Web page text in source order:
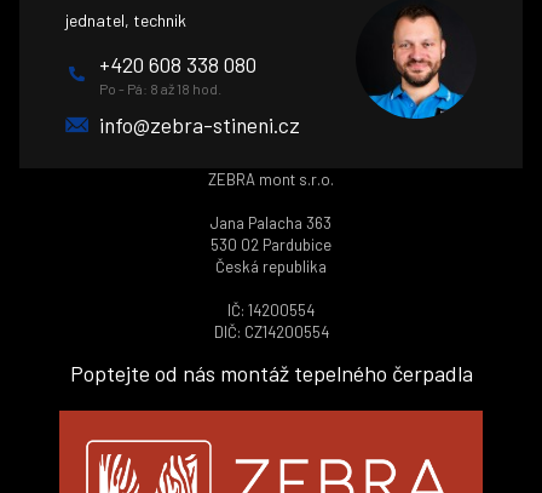
jednatel, technik
+420 608 338 080
Po - Pá: 8 až 18 hod.
info@zebra-stineni.cz
ZEBRA mont s.r.o.
Jana Palacha 363
530 02 Pardubice
Česká republika
IČ: 14200554
DIČ: CZ14200554
Poptejte od nás montáž tepelného čerpadla